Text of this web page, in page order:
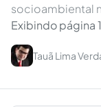
socioambiental
Exibindo página
Tauã Lima